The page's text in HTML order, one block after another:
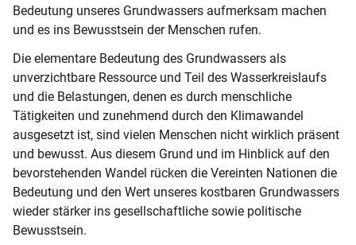
Bedeutung unseres Grundwassers aufmerksam machen
und es ins Bewusstsein der Menschen rufen.
Die elementare Bedeutung des Grundwassers als
unverzichtbare Ressource und Teil des Wasserkreislaufs
und die Belastungen, denen es durch menschliche
Tätigkeiten und zunehmend durch den Klimawandel
ausgesetzt ist, sind vielen Menschen nicht wirklich präsent
und bewusst. Aus diesem Grund und im Hinblick auf den
bevorstehenden Wandel rücken die Vereinten Nationen die
Bedeutung und den Wert unseres kostbaren Grundwassers
wieder stärker ins gesellschaftliche sowie politische
Bewusstsein.